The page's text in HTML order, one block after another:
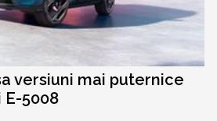
versiuni mai puternice
E-5008